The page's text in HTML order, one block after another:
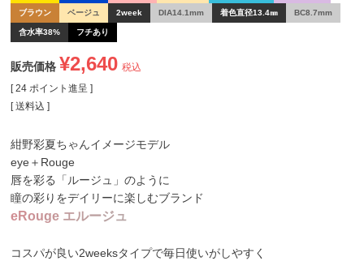
ブラウン ベージュ 2week DIA14.1mm 着色直径13.4㎜ BC8.7mm
含水率38% フチあり
販売価格 ¥2,640 税込
[ 24 ポイント進呈 ]
送料込
紺野彩夏ちゃんイメージモデル
eye＋Rouge
唇を彩る「ルージュ」のように
瞳の彩りをデイリーに楽しむブランド
eRouge エルージュ
コスパが良い2weeksタイプで毎日使いがしやすく